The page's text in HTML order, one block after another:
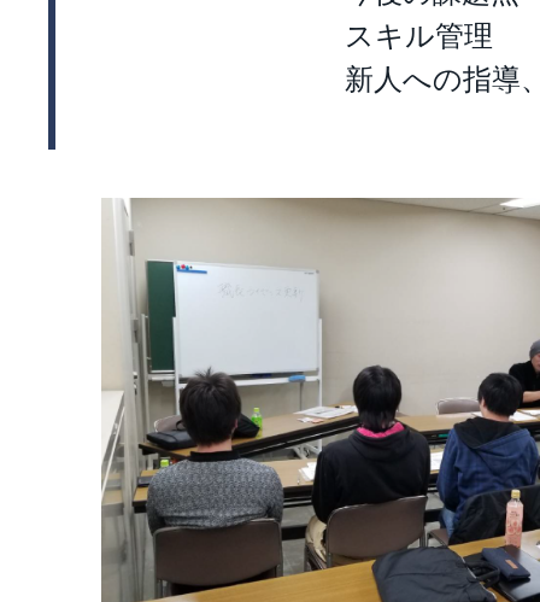
スキル管理
新人への指導